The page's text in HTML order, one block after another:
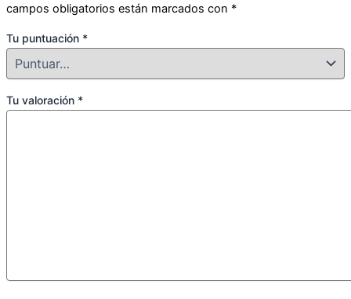
campos obligatorios están marcados con *
Tu puntuación *
Tu valoración *